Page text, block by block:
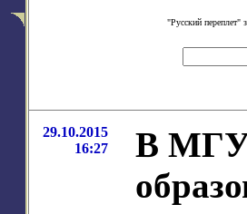
"Русский
29.10.2015
16:27
В МГУ